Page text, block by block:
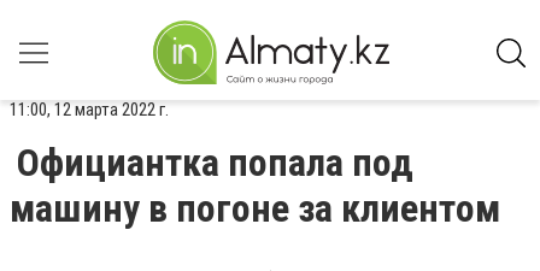
11:00, 12 марта 2022 г.
Официантка попала под
машину в погоне за клиентом